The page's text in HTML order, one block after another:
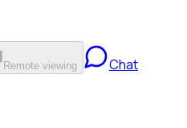
Remote viewing
Chat